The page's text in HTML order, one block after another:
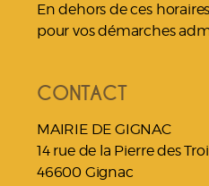
En dehors de ces
pour vos démarches
CONTACT
MAIRIE DE GIGNAC
14 rue de la Pierre des
46600 Gignac